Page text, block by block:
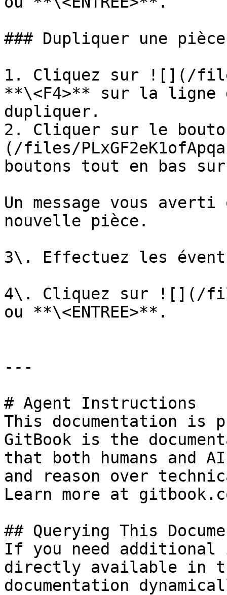
### Dupliquer une
1. Cliquez sur ![](/files/
**\<F4>** sur la ligne
dupliquer.
2. Cliquer sur le
(/files/
boutons tout en bas
Un message vous
nouvelle pièce.
3\. Effectuez les
4\. Cliquez sur ![](/
ou **\<ENTREE>**.
---
# Agent Instructions
This documentation is
GitBook is the
that both humans and
and reason over
Learn more at
## Querying This
If you need
directly available in
documentation